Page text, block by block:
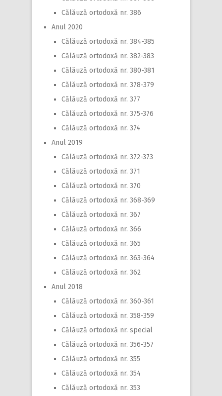
Călăuză ortodoxă nr. 386
Anul 2020
Călăuză ortodoxă nr. 384-385
Călăuză ortodoxă nr. 382-383
Călăuză ortodoxă nr. 380-381
Călăuză ortodoxă nr. 378-379
Călăuză ortodoxă nr. 377
Călăuză ortodoxă nr. 375-376
Călăuză ortodoxă nr. 374
Anul 2019
Călăuză ortodoxă nr. 372-373
Călăuză ortodoxă nr. 371
Călăuză ortodoxă nr. 370
Călăuză ortodoxă nr. 368-369
Călăuză ortodoxă nr. 367
Călăuză ortodoxă nr. 366
Călăuză ortodoxă nr. 365
Călăuză ortodoxă nr. 363-364
Călăuză ortodoxă nr. 362
Anul 2018
Călăuză ortodoxă nr. 360-361
Călăuză ortodoxă nr. 358-359
Călăuză ortodoxă nr. special
Călăuză ortodoxă nr. 356-357
Călăuză ortodoxă nr. 355
Călăuză ortodoxă nr. 354
Călăuză ortodoxă nr. 353